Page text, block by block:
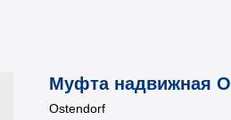
Муфта надвижная
Ostendorf